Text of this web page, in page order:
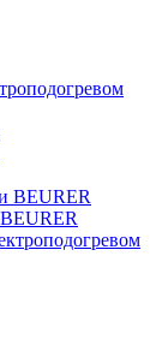
BEURER